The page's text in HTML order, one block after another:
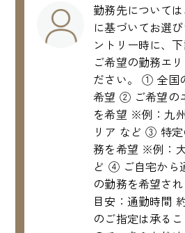
勤務先について
に基づいてお選
ントリー時に、
ご希望の勤務エ
ださい。 ① 全国
希望 ② ご希望の
を希望 ※例：九
リア など ③ 特
務を希望 ※例：
ど ④ ご自宅から
の勤務を希望さ
目安：通勤時間
のご指定は承る